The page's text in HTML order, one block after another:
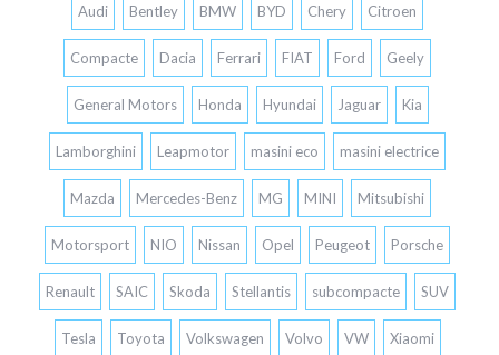
Audi Bentley BMW BYD Chery Citroen
Compacte Dacia Ferrari FIAT Ford Geely
General Motors Honda Hyundai Jaguar Kia
Lamborghini Leapmotor masini eco masini electrice
Mazda Mercedes-Benz MG MINI Mitsubishi
Motorsport NIO Nissan Opel Peugeot Porsche
Renault SAIC Skoda Stellantis subcompacte SUV
Tesla Toyota Volkswagen Volvo VW Xiaomi